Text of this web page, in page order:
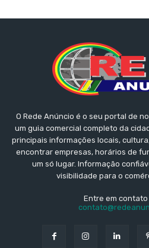
O Rede Anúncio é o seu portal de
um guia comercial completo da
principais informações locais,
encontrar empresas, horários de
um só lugar. Informação
visibilidade para o
Entre em contato